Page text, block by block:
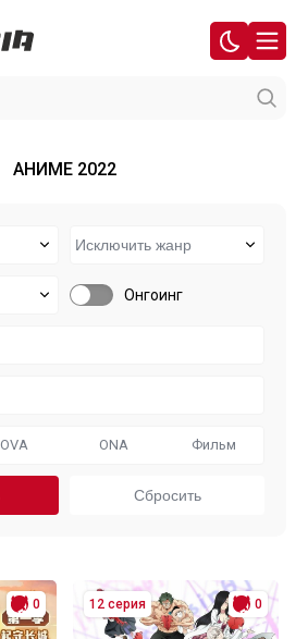
АНИМЕ 2022
Онгоинг
OVA ONA Фильм
0 12 серия 0